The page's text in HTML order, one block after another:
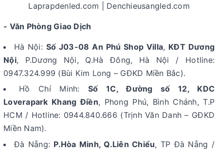
Laprapdenled.com | Denchieusangled.com
- Văn Phòng Giao Dịch
Hà Nội: Số J03-08 An Phú Shop Villa, KĐT Dương
Nội, P.Dương Nội, Q.Hà Đông, Hà Nội / Hotline:
0947.324.999 (Bùi Kim Long – GĐKD Miền Bắc).
Hồ Chí Minh:Số 1C, Đường số 12, KDC
Loverapark Khang Điền, Phong Phú, Bình Chánh, T.P
HCM / Hotline: 0944.840.666 (Trịnh Văn Danh – GĐKD
Miền Nam).
Đà Nẵng: P.Hòa Minh, Q.Liên Chiểu, TP Đà Nẵng /